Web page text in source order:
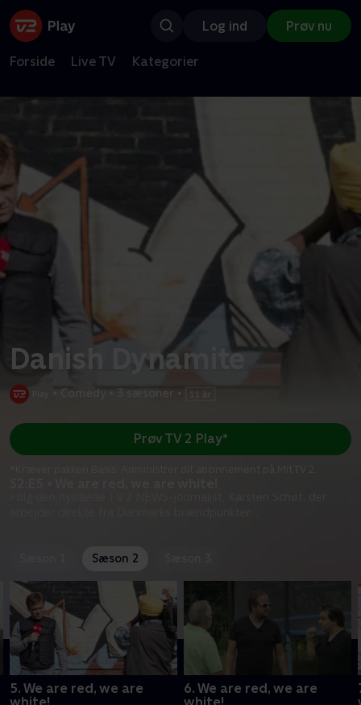
Log ind Prøv nu
Forside Live TV Kategorier
Danish Dynamite
• Comedy • 3 sæsoner •
Prøv TV 2 Play*
Sæson 2
5. We are red, we are
white!
6. We are red, we are
white!